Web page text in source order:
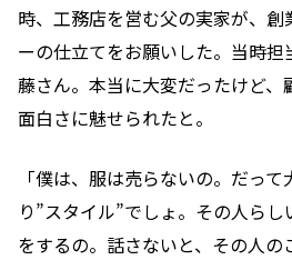
時、工務店を営む父の実家が、
ーの仕立てをお願いした。当時
藤さん。本当に大変だったけど
面白さに魅せられたと。
「僕は、服は売らないの。だっ
り”スタイル”でしょ。その人ら
をするの。話さないと、その人の